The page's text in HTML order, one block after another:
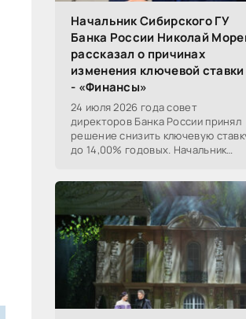
Начальник Сибирского ГУ
Банка России Николай
рассказал о причинах
изменения ключевой ставки
- «Финансы»
24 июля 2026 года совет
директоров Банка России принял
решение снизить ключевую
до 14,00% годовых. Начальник
Николай Морев
прокомментировал...